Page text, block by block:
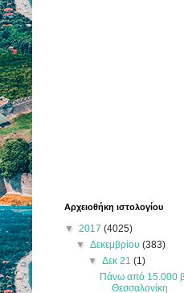
Αρχειοθήκη ιστολογίου
▼ 2017 (4025)
▼Δεκεμβρίου(383)
▼ Δεκ 21 (1)
Πάνω από 15.000
Θεσσαλονίκη